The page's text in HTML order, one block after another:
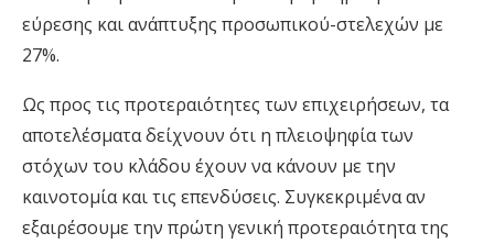
εύρεσης και ανάπτυξης προσωπικού-στελεχών με
27%.
Ως προς τις προτεραιότητες των επιχειρήσεων, τα
αποτελέσματα δείχνουν ότι η πλειοψηφία των
στόχων του κλάδου έχουν να κάνουν με την
καινοτομία και τις επενδύσεις. Συγκεκριμένα αν
εξαιρέσουμε την πρώτη γενική προτεραιότητα της